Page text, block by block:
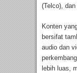
(Telco),
Konten
bersifat
audio dan
lebih luas,